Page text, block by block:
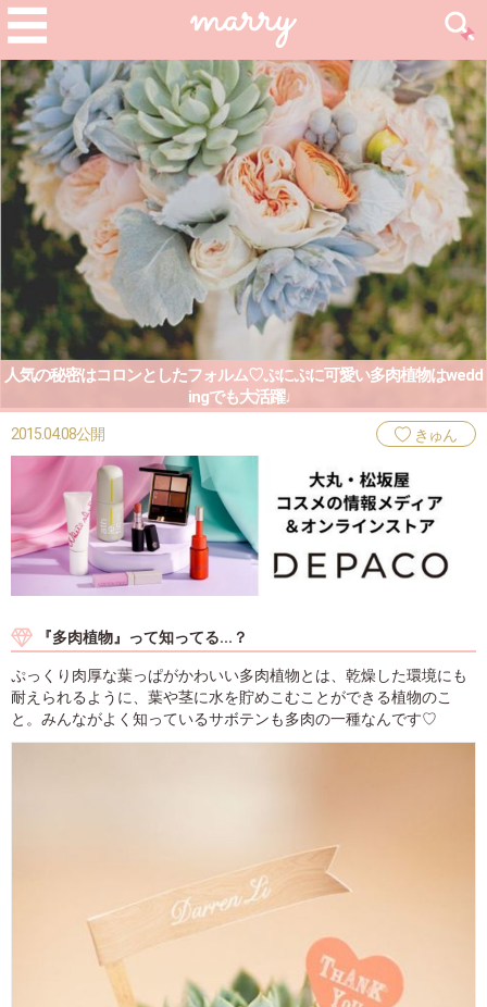
人気の秘密はコロンとしたフォルム♡ぷにぷに可愛い多肉植物はwedd
ingでも大活躍♩
2015.04.08公開 きゅん
『多肉植物』って知ってる...？
ぷっくり肉厚な葉っぱがかわいい多肉植物とは、乾燥した環境にも
耐えられるように、葉や茎に水を貯めこむことができる植物のこ
と。みんながよく知っているサボテンも多肉の一種なんです♡